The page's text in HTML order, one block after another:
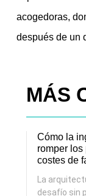
acogedoras,
después de un
MÁS
Cómo la
romper
costes de
La
desafío sin